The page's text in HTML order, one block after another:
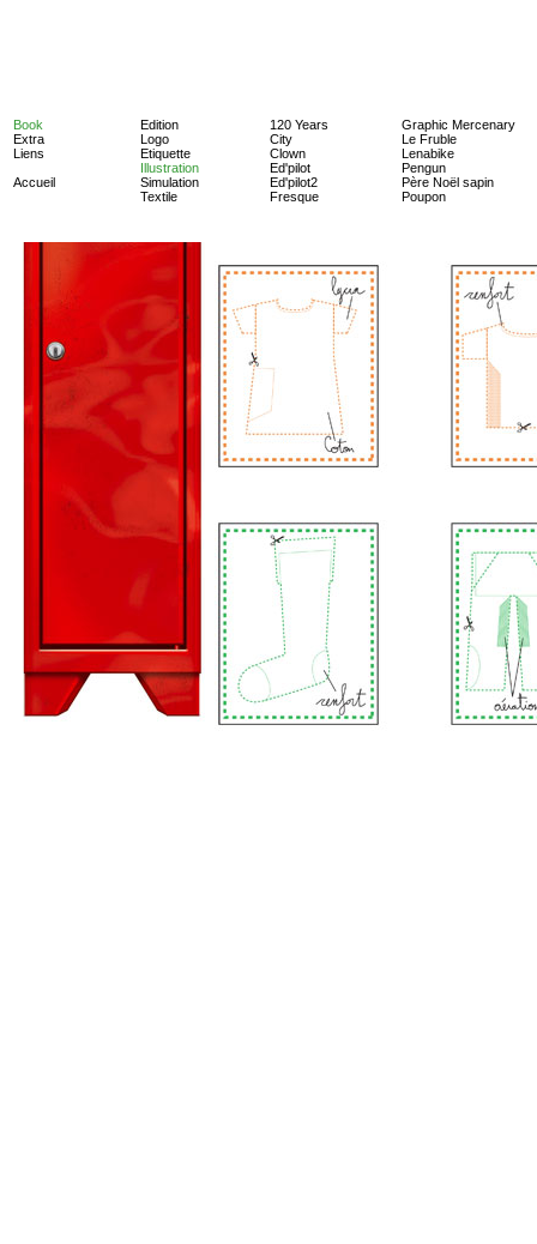
Edition
Logo
Etiquette
Illustration
Simulation
Textile
120 Years
City
Clown
Ed'pilot
Ed'pilot2
Fresque
Graphic Mercenary
Le Fruble
Lenabike
Pengun
Père Noël sapin
Poupon
Book
Extra
Liens
Accueil